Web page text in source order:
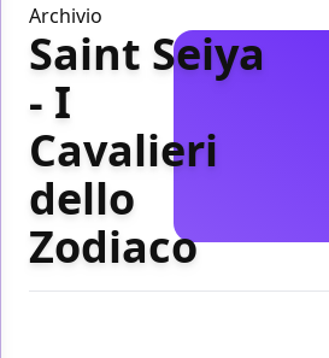
Archivio
Saint Seiya
- I
Cavalieri
dello
Zodiaco